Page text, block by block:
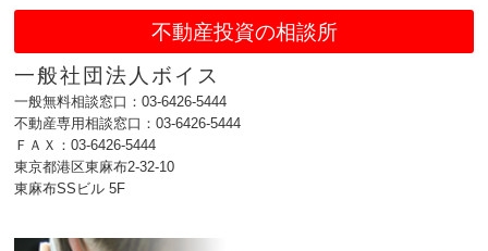
不動産投資の相談所
一般社団法人ボイス
一般無料相談窓口：03-6426-5444
不動産専用相談窓口：03-6426-5444
ＦＡＸ：03-6426-5444
東京都港区東麻布2-32-10
東麻布SSビル 5F